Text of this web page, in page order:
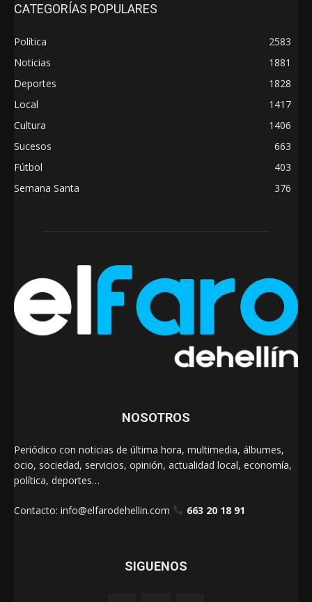
CATEGORÍAS POPULARES
Política
2583
Noticias
1881
Deportes
1828
Local
1417
Cultura
1406
Sucesos
663
Fútbol
403
Semana Santa
376
NOSOTROS
Periódico con noticias de última hora, multimedia, álbumes,
ocio, sociedad, servicios, opinión, actualidad local, economía,
política, deportes…
Contacto: info@elfarodehellin.com 663 20 18 91
SIGUENOS